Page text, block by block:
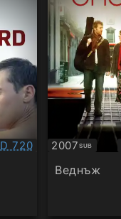
720 2007SUB
Субтитри
Веднъж